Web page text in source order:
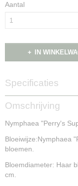
Aantal
IN
Specificaties
Productcode
NG15025
Omschrijving
Nymphaea "Perry's
Bloeiwijze:Nymphaea
bloemen.
Bloemdiameter: Haar
cm.